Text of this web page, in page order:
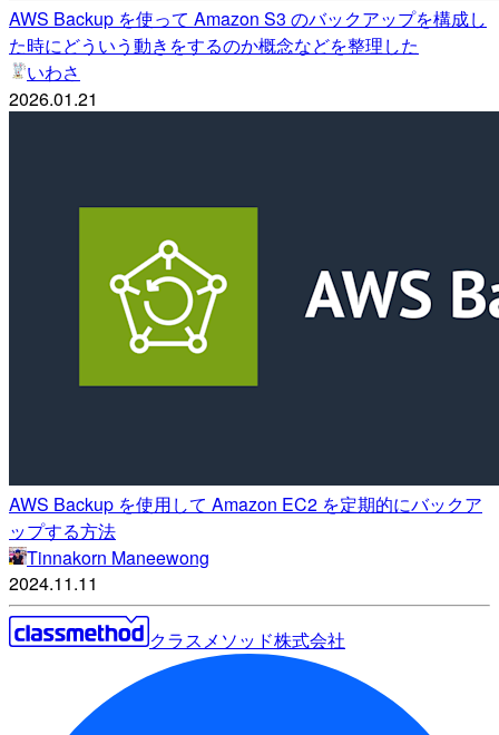
AWS Backup を使って Amazon S3 のバックアップを構成し
た時にどういう動きをするのか概念などを整理した
いわさ
2026.01.21
AWS Backup を使用して Amazon EC2 を定期的にバックア
ップする方法
Tinnakorn Maneewong
2024.11.11
クラスメソッド株式会社